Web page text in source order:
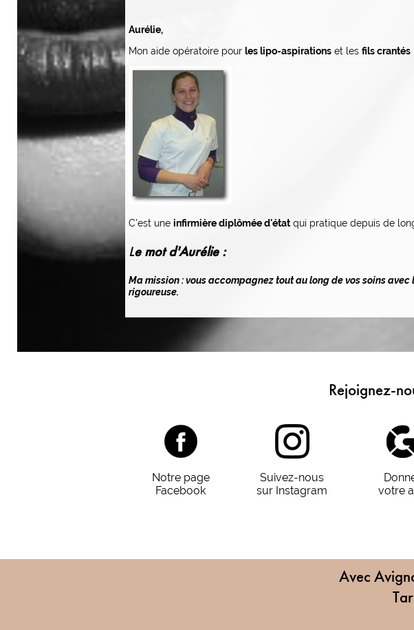
Aurélie,
Mon aide opératoire pour les lipo-aspirations et les fils crantés
C'est une infirmière diplômée d'état qui pratique depuis de
Le mot d'Aurélie :
Ma mission : vous accompagnez tout au long de vos soins
rigoureuse.
Rejoignez-
Notre page
Facebook
Suivez-nous
sur Instagram
votre
Avec